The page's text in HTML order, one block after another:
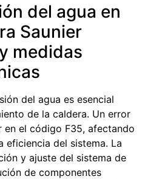
del agua en
Saunier
medidas
del agua es esencial
de la caldera. Un error
en el código F35, afectando
eficiencia del sistema. La
y ajuste del sistema de
de componentes